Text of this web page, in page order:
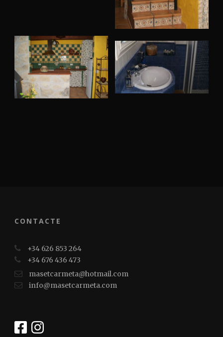
CONTACTE
+34 626 853 264
+34 676 436 473
masetcarmeta@hotmail.com
info@masetcarmeta.com